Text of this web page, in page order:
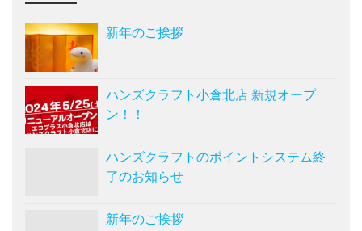
新年のご挨拶
ハンズクラフト小倉北店 新規オープ
ン！！
ハンズクラフトのポイントシステム終
了のお知らせ
新年のご挨拶